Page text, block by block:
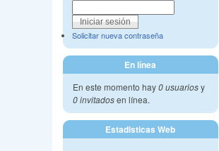
Solicitar nueva contraseña
En línea
En este momento hay0 usuariosy
0 invitadosen línea.
Estadisticas Web